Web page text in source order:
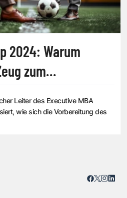
2024: Warum
zum
Leiter des Executive MBA
wie sich die Vorbereitung des